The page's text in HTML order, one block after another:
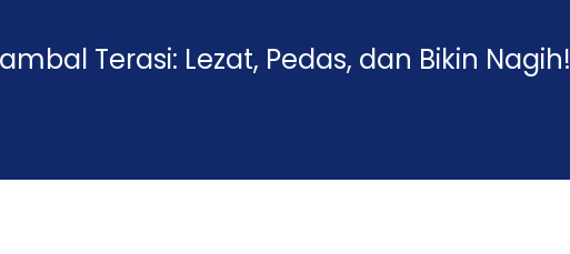
Terasi: Lezat, Pedas, dan Bikin Nagih!